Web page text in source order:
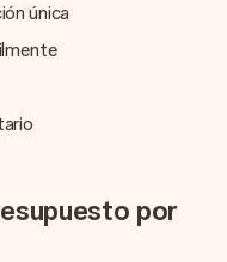
posible. Una vez
recibirás una
de entrega. Una vez
regalo.
en la página del
única
por